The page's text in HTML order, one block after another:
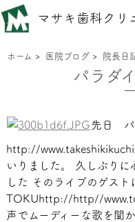
マサキ歯科クリ
ホーム > 医院ブログ > 院長日
パラダ
先日 パ
http://
いりました。 久しぶりに
した
そのライブのゲスト
TOKUhttp://http//
声でムーディーな歌を聞